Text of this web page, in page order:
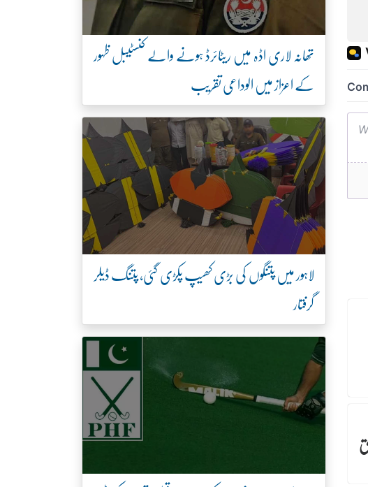
تھانہ لاری اڈہ میں ریٹائرڈ ہونے والے کنسٹیبل ظہور
کے اعزاز میں الوداعی تقریب
لاہور میں پتنگوں کی بڑی کھیپ پکڑی گئی، پتنگ ڈیلر
گرفتار